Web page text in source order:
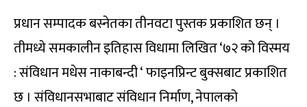
प्रधान सम्पादक बस्नेतका तीनवटा पुस्तक प्रकाशित छन् ।
तीमध्ये समकालीन इतिहास विधामा लिखित ‘७२ को विस्मय
: संविधान मधेस नाकाबन्दी ‘ फाइनप्रिन्ट बुक्सबाट प्रकाशित
छ । संविधानसभाबाट संविधान निर्माण, नेपालको